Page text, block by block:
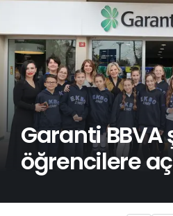
Garanti
öğrencilere